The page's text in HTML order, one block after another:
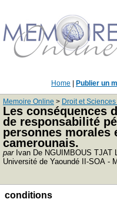
Home Publier un
Memoire Online > Droit et
Les conséquences
de responsabilité
personnes morales
camerounais.
parIvan De NGUIMBOUS TJAT
Université de Yaoundé II-SOA -
conditions